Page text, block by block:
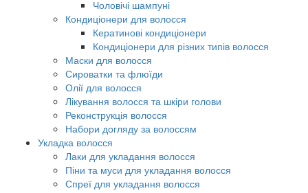
Чоловічі шампуні
Кондиціонери для волосся
Кератинові кондиціонери
Кондиціонери для різних типів волосся
Маски для волосся
Сироватки та флюїди
Олії для волосся
Лікування волосся та шкіри голови
Реконструкція волосся
Набори догляду за волоссям
Укладка волосся
Лаки для укладання волосся
Піни та муси для укладання волосся
Спреї для укладання волосся